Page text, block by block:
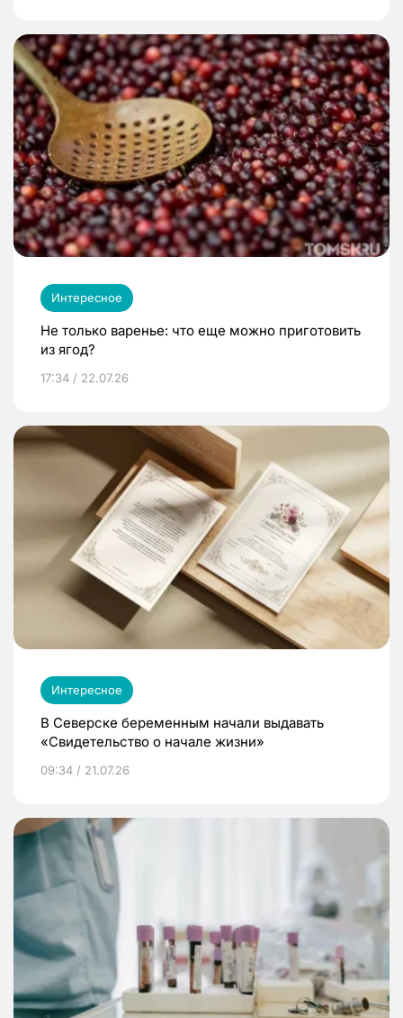
Интересное
Не только варенье: что еще можно приготовить
из ягод?
17:34 / 22.07.26
Интересное
В Северске беременным начали выдавать
«Свидетельство о начале жизни»
09:34 / 21.07.26